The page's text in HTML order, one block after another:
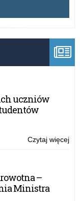
uczniów
Czytaj więcej
–
Ministra